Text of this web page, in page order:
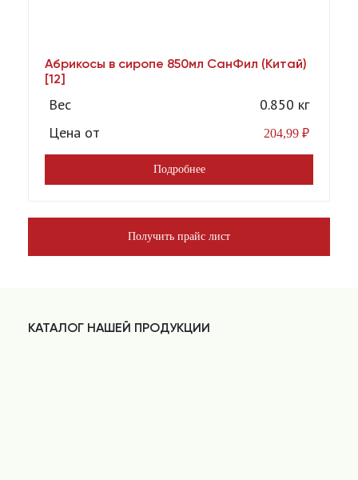
Абрикосы в сиропе 850мл СанФил (Китай)
[12]
Вес
0.850 кг
Цена от
204,99 ₽
Подробнее
Получить прайс лист
КАТАЛОГ НАШЕЙ ПРОДУКЦИИ